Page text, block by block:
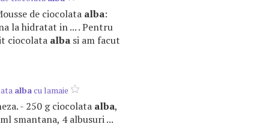
de ciocolata alba:
la hidratat in ... . Pentru
ciocolata alba si am facut
albacu lamaie
- 250 g ciocolata alba,
smantana, 4 albusuri ...